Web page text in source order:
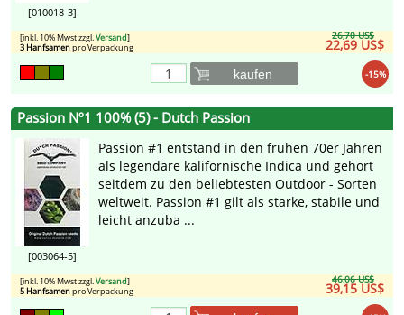
[010018-3]
26,70 US$
22,69 US$
[inkl. 10% Mwst zzgl.Versand]
3 Hanfsamenpro Verpackung
-15%
kaufen
Passion Nº1 100% (5) - Dutch Passion
[003064-5]
Passion #1 entstand in den frühen 70er Jahren
als legendäre kalifornische Indica und gehört
seitdem zu den beliebtesten Outdoor - Sorten
weltweit. Passion #1 gilt als starke, stabile und
leicht anzuba ...
46,06 US$
39,15 US$
[inkl. 10% Mwst zzgl.Versand]
5 Hanfsamenpro Verpackung